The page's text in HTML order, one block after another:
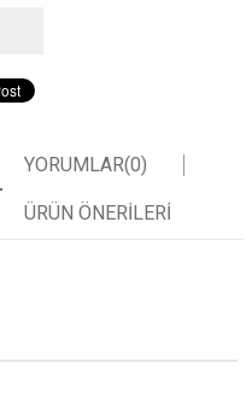
YORUMLAR(0)
ÜRÜN ÖNERILERI